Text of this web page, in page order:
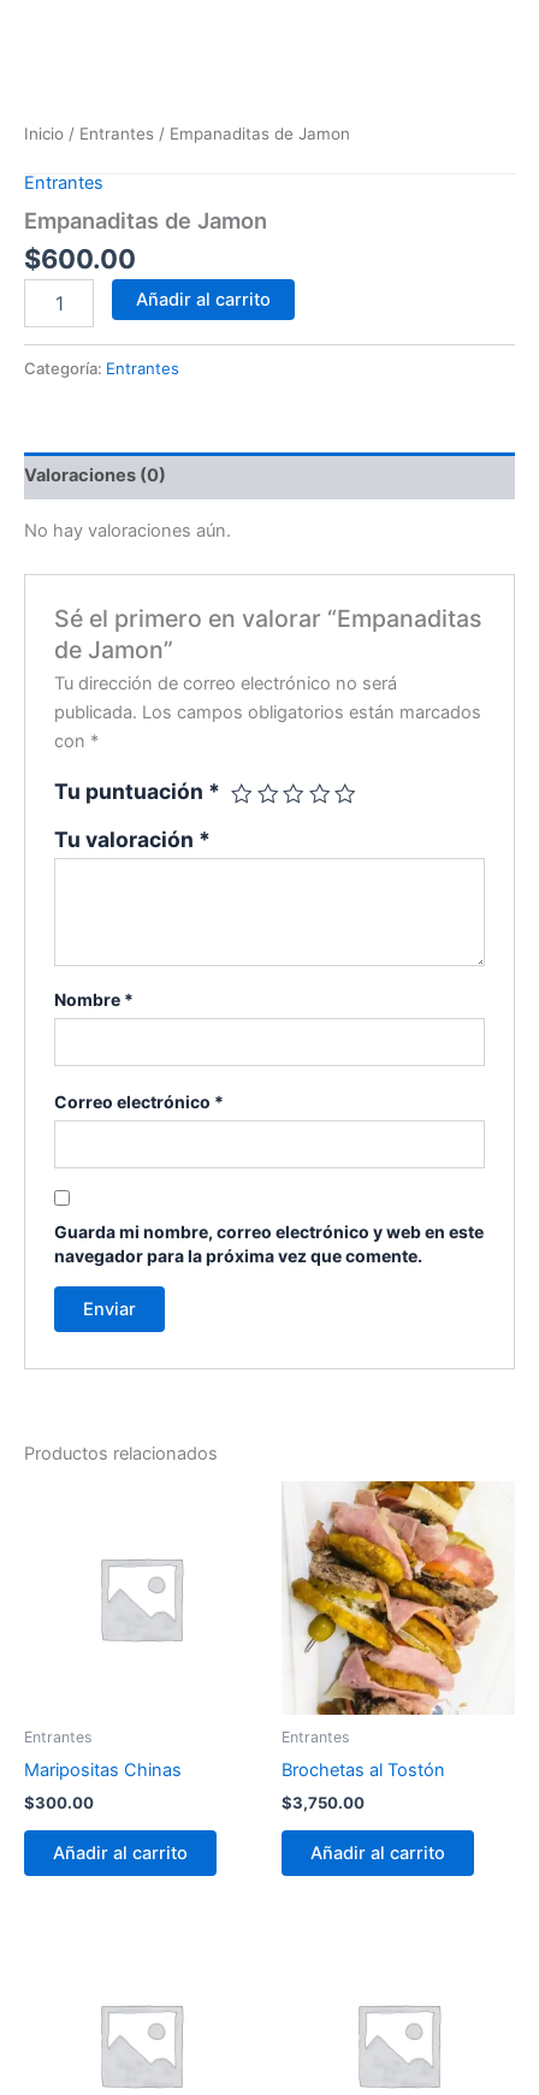
Inicio / Entrantes / Empanaditas de Jamon
Entrantes
Empanaditas de Jamon
$600.00
Añadir al carrito
Categoría: Entrantes
Valoraciones (0)
No hay valoraciones aún.
Sé el primero en valorar “Empanaditas
de Jamon”
Tu dirección de correo electrónico no será
publicada. Los campos obligatorios están marcados
con *
Tu puntuación *
Tu valoración *
Nombre *
Correo electrónico *
Guarda mi nombre, correo electrónico y web en este
navegador para la próxima vez que comente.
Productos relacionados
Entrantes
Maripositas Chinas
$300.00
Añadir al carrito
Entrantes
Brochetas al Tostón
$3,750.00
Añadir al carrito